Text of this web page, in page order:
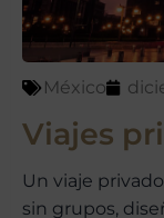
México
Viajes
Un viaje
sin grupos,